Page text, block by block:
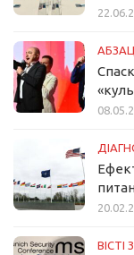
АБЗАЦ
ВІСТІ